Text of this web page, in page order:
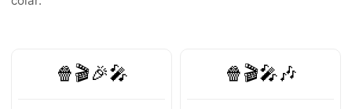
🍿🎬🎉🎤 🍿🎬🎤🎶